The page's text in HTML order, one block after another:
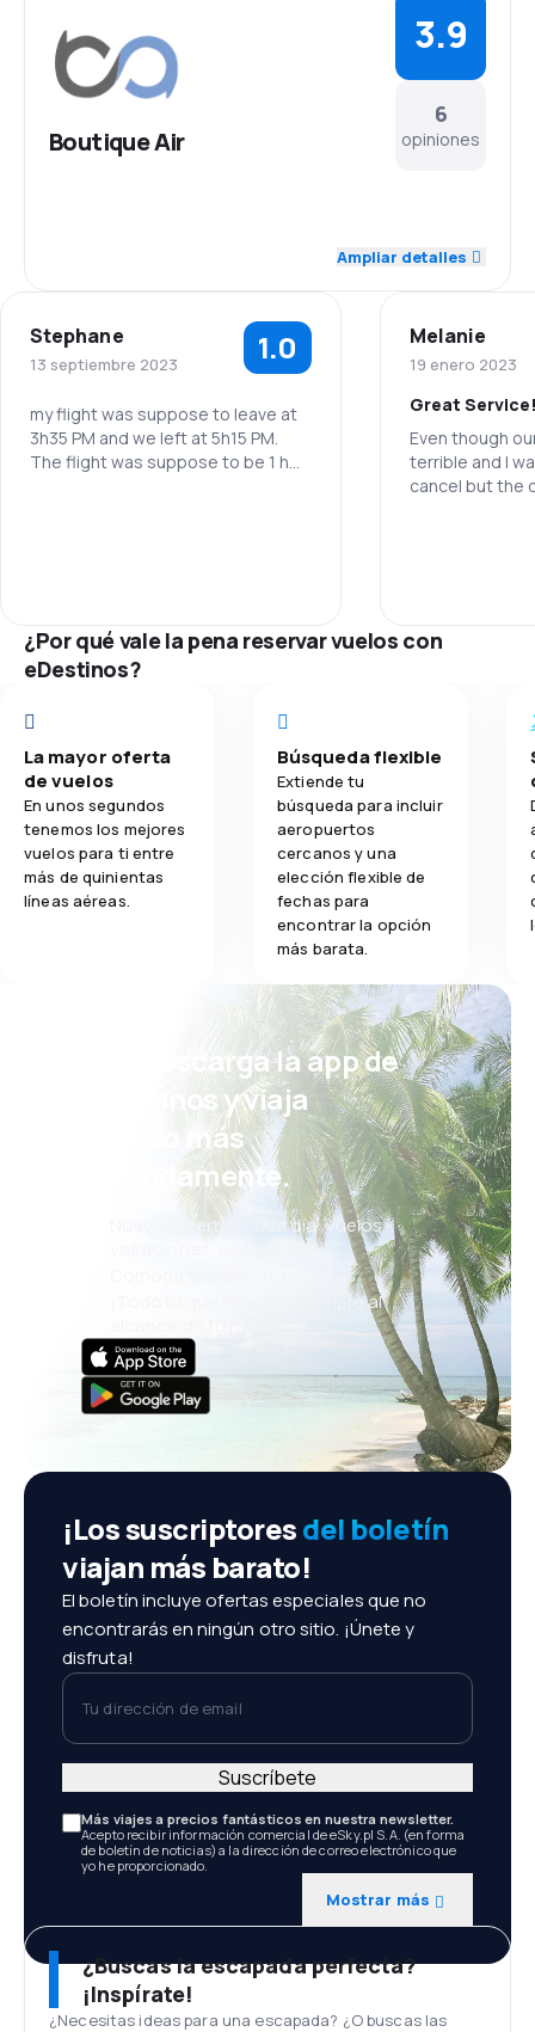
Boutique Air
6
opiniones
3.9
Red de conexiones 3.0
Precio del billete 4.3
Comodidad de viaje 3.7
Ampliar detalles
Stephane
13 septiembre 2023 1.0
my flight was suppose to leave at
3h35 PM and we left at 5h15 PM.
The flight was suppose to be 1 h
Melanie
19 enero 2023
Great
Even though
terrible and I
cancel but the
my many
Red de
Precio del
Comodidad
Transporte
¿Por qué vale la pena reservar vuelos con
eDestinos?
La mayor oferta
de vuelos
En unos segundos
tenemos los mejores
vuelos para ti entre
más de quinientas
líneas aéreas.
Búsqueda flexible
Extiende tu
búsqueda para incluir
aeropuertos
cercanos y una
elección flexible de
fechas para
encontrar la opción
más barata.
¡Eh! Descarga la app de
eDestinos y viaja
incluso más
cómodamente.
Nuevas ofertas cada día: vuelos,
vacaciones, escapadas
Cómoda gestión de reservas
¡Todo lo que importa, siempre al
¡Los suscriptoresdel boletín
viajan más barato!
El boletín incluye ofertas especiales que no
encontrarás en ningún otro sitio. ¡Únete y
disfruta!
Tu dirección de email
Más viajes a precios fantásticos en nuestra newsletter.
Acepto recibir información comercial de eSky.pl S.A. (en forma
de boletín de noticias) a la dirección de correo electrónico que
yo he proporcionado.
Mostrar más
Suscríbete
¿Buscas la escapada perfecta?
¡Inspírate!
¿Necesitas ideas para una escapada? ¿O buscas las